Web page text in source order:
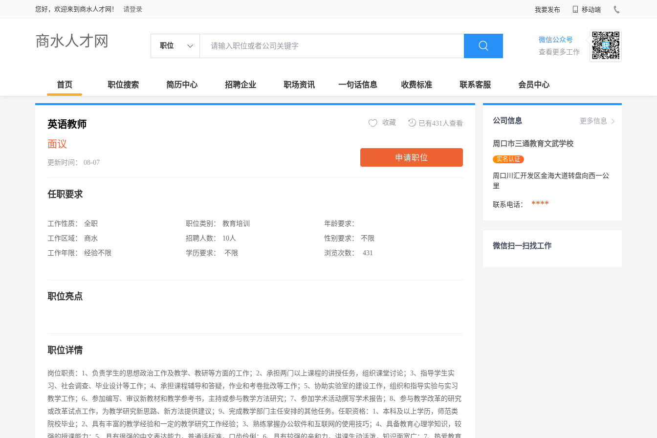
您好，欢迎来到商水人才网！ 请登录 我要发布 移动端
商水人才网 职位
微信公众号
查看更多工作
首页 职位搜索 简历中心 招聘企业 职场资讯 一句话信息 收费标准 联系客服 会员中心
英语教师
面议
更新时间： 08-07
已有431人查看
收藏
申请职位
任职要求
工作性质：
全职
工作区域：
商水
工作年限：
经验不限
职位类别：
教育培训
招聘人数：
10人
学历要求：
不限
年龄要求：
性别要求：
不限
浏览次数：
431
职位亮点
职位详情
岗位职责：1、负责学生的思想政治工作及教学、教研等方面的工作；2、承担两门以上课程的讲授任务，组织课堂讨论；3、指导学生实
习、社会调查、毕业设计等工作；4、承担课程辅导和答疑，作业和考卷批改等工作；5、协助实验室的建设工作，组织和指导实验与实习
教学工作；6、参加编写、审议新教材和教学参考书，主持或参与教学方法研究；7、参加学术活动撰写学术报告；8、参与教学改革的研究
或改革试点工作，为教学研究新思路、新方法提供建议；9、完成教学部门主任安排的其他任务。任职资格：1、本科及以上学历，师范类
院校毕业；2、具有丰富的教学经验和一定的教学研究工作经验；3、熟练掌握办公软件和互联网的使用技巧；4、具备教育心理学知识，较
更多信息
公司信息
周口市三通教育文武学校
实名认证
周口川汇开发区金海大道转盘向西一公
里
联系电话： ****
微信扫一扫找工作